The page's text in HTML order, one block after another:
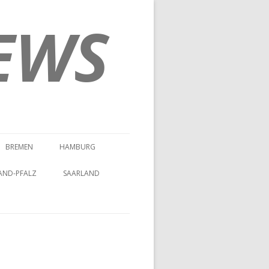
BREMEN HAMBURG
PFALZ SAARLAND